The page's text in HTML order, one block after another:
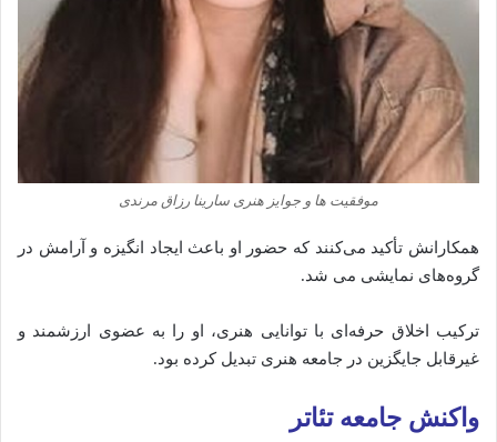
موفقیت‌ ها و جوایز هنری سارینا رزاق مرندی
همکارانش تأکید می‌کنند که حضور او باعث ایجاد انگیزه و آرامش در
گروه‌های نمایشی می‌ شد.
ترکیب اخلاق حرفه‌ای با توانایی هنری، او را به عضوی ارزشمند و
غیرقابل جایگزین در جامعه هنری تبدیل کرده بود.
واکنش جامعه تئاتر